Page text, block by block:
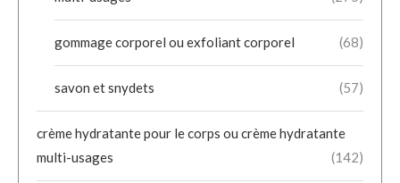
gommage corporel ou exfoliant corporel (68)
savon et snydets (57)
crème hydratante pour le corps ou crème hydratante
multi-usages
(142)